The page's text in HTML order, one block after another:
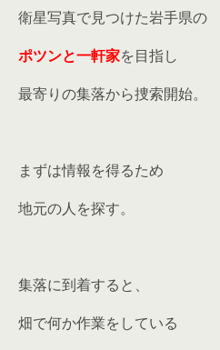
衛星写真で見つけた岩手県の
ポツンと一軒家を目指し
最寄りの集落から捜索開始。
まずは情報を得るため
地元の人を探す。
集落に到着すると、
畑で何か作業をしている